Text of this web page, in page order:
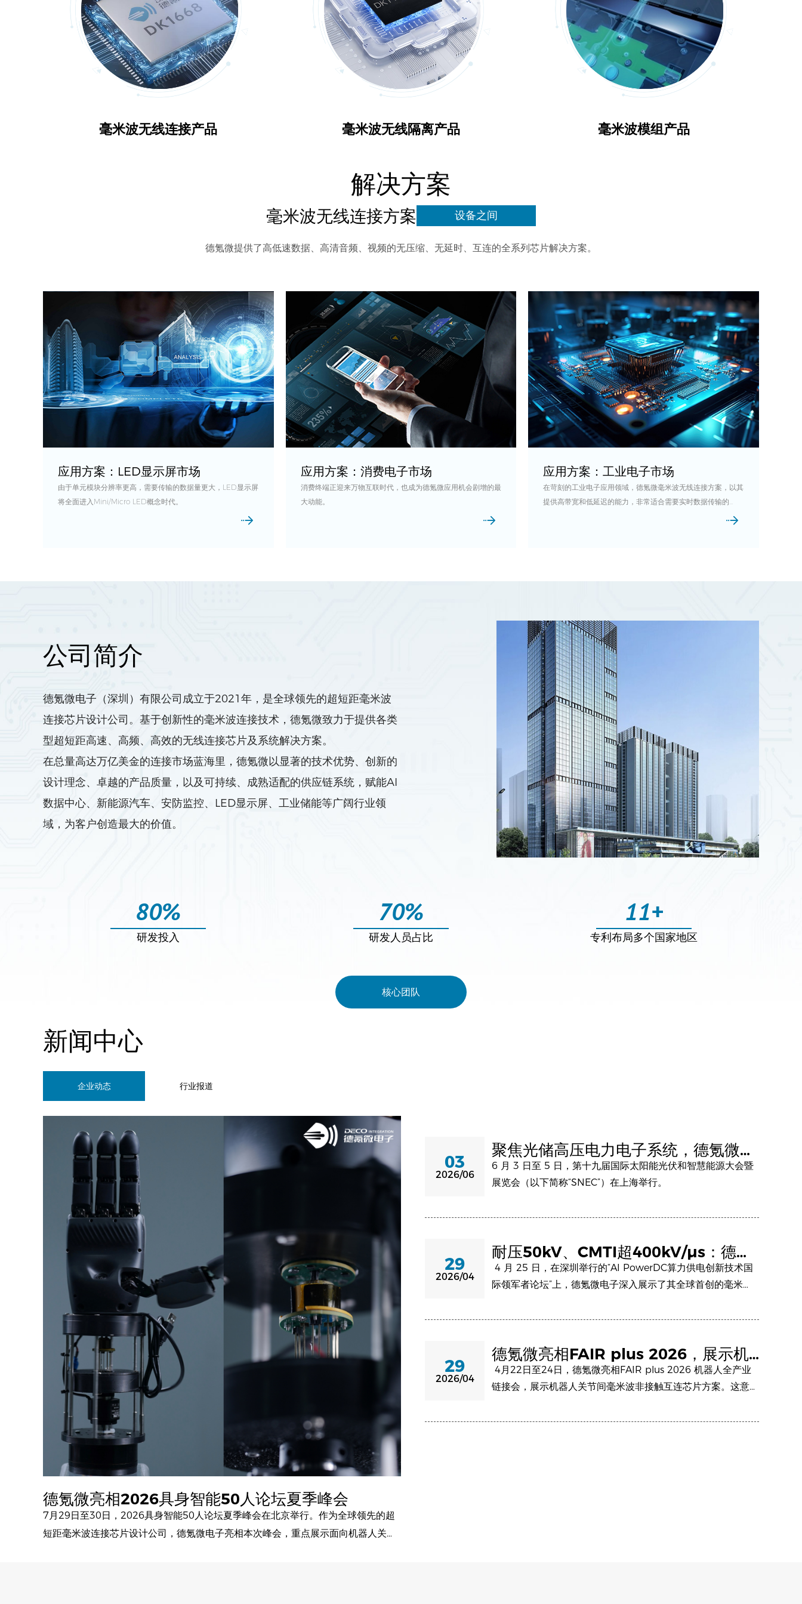
德氪微
旋转通信迈入毫米波时代
毫米波无线连接产品 毫米波无线隔离产品 毫米波模组产品
解决方案
毫米波无线连接方案 设备之间
德氪微提供了高低速数据、高清音频、视频的无压缩、无延时、互连的全系列芯片解决方案。
应用方案：LED显示屏市场
由于单元模块分辨率更高，需要传输的数据量更大，LED显示屏
将全面进入Mini/Micro LED概念时代。
应用方案：消费电子市场
消费终端正迎来万物互联时代，也成为德氪微应用机会剧增的最
大动能。
应用方案：工业电子市场
在苛刻的工业电子应用领域，德氪微毫米波无线连接方案，以其
提供高带宽和低延迟的能力，非常适合需要实时数据传输的应
公司简介
德氪微电子（深圳）有限公司成立于2021年，是全球领先的超短距毫米波
连接芯片设计公司。基于创新性的毫米波连接技术，德氪微致力于提供各类
型超短距高速、高频、高效的无线连接芯片及系统解决方案。
在总量高达万亿美金的连接市场蓝海里，德氪微以显著的技术优势、创新的
设计理念、卓越的产品质量，以及可持续、成熟适配的供应链系统，赋能AI
数据中心、新能源汽车、安防监控、LED显示屏、工业储能等广阔行业领
域，为客户创造最大的价值。
80%
研发投入
70%
研发人员占比
11+
专利布局多个国家地区
核心团队
新闻中心
企业动态 行业报道
德氪微亮相2026具身智能50人论坛夏季峰会
7月29日至30日，2026具身智能50人论坛夏季峰会在北京举行。作为全球领先的超
短距毫米波连接芯片设计公司，德氪微电子亮相本次峰会，重点展示面向机器人关节
03
2026/06
聚焦光储高压电力电子系统，德氪微在
SNEC 2026 展示毫米波无线隔离方案
6 月 3 日至 5 日，第十九届国际太阳能光伏和智慧能源大会暨
展览会（以下简称“SNEC”）在上海举行。
29
2026/04
耐压50kV、CMTI超400kV/µs：德氪
微量产毫米波无线隔离芯片，瞄准AI算
力供电
4 月 25 日，在深圳举行的“AI PowerDC算力供电创新技术国
际领军者论坛”上，德氪微电子深入展示了其全球首创的毫米波
费电子充电器、工业电源及汽车电子等场景，为电源系统的隔离
29
2026/04
德氪微亮相FAIR plus 2026，展示机
器人关节间毫米波非接触互连芯片方案
4月22日至24日，德氪微亮相FAIR plus 2026 机器人全产业
链接会，展示机器人关节间毫米波非接触互连芯片方案。这意味
转向更适合动态运行、系统集成与长期稳定工作的实现路径。